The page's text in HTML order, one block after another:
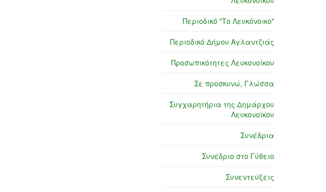
Περιοδικό "Το Λευκόνοικο"
Περιοδικό Δήμου Αγλαντζιάς
Προσωπικότητες Λευκονοίκου
Σε προσκυνώ, Γλώσσα
Συγχαρητήρια της Δημάρχου
Λευκονοίκου
Συνέδρια
Συνέδριο στο Γύθειο
Συνεντεύξεις